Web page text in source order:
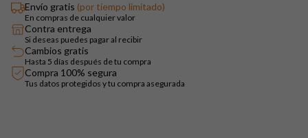
Envío gratis (por tiempo limitado)
En compras de cualquier valor
Contra entrega
Si deseas puedes pagar al recibir
Cambios gratis
Hasta 5 días después de tu compra
Compra 100% segura
Tus datos protegidos y tu compra asegurada